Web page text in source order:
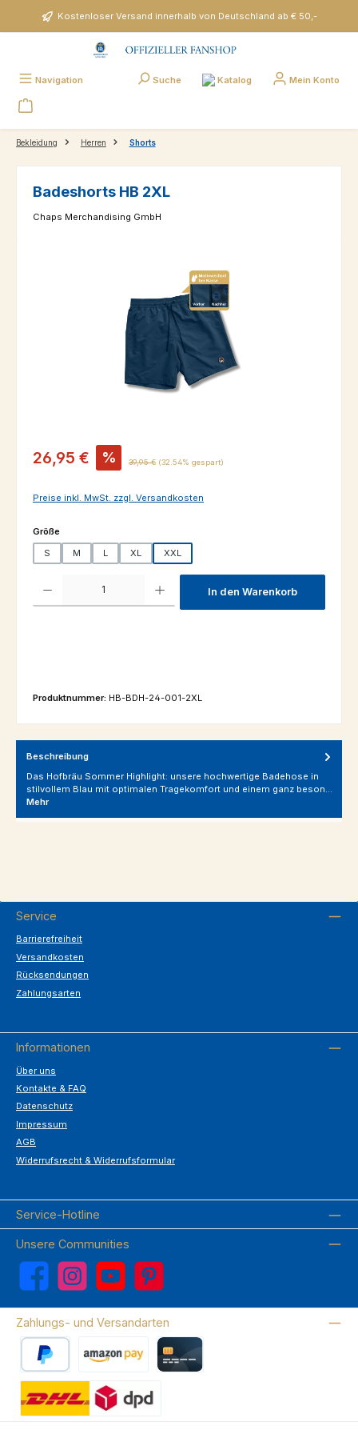
Zum Hauptinhalt springenKostenloser Versand innerhalb von Deutschland ab € 50,-
Navigation Suche Katalog Mein Konto
Bekleidung Herren Shorts
Badeshorts HB 2XL
Chaps Merchandising GmbH
Verkaufspreis:
26,95 € % Regulärer Preis:
39,95 € (32.54% gespart)
Preise inkl. MwSt. zzgl. Versandkosten
Größeauswählen
S M L XL XXL
Produkt Anzahl: Gib den gewünschten Wert ein oder benutze die
In den Warenkorb
Produktnummer: HB-BDH-24-001-2XL
Beschreibung
Das Hofbräu Sommer Highlight: unsere hochwertige Badehose in
stilvollem Blau mit optimalen Tragekomfort und einem ganz beson…
Mehr
Service
Barrierefreiheit
Versandkosten
Rücksendungen
Zahlungsarten
Informationen
Über uns
Kontakte & FAQ
Datenschutz
Impressum
AGB
Widerrufsrecht & Widerrufsformular
Service-Hotline
Unsere Communities
Facebook Instagram YouTube Pinterest
Zahlungs- und Versandarten